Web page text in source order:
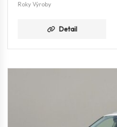
Roky Výroby
Detail